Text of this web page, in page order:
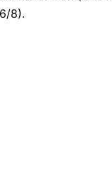
8).